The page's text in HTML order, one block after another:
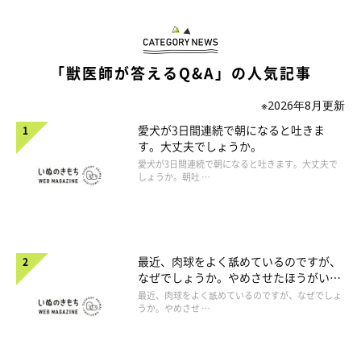
「獣医師が答えるQ&A」の人気記事
※2026年8月更新
愛犬が3日間連続で朝になると吐きま
す。大丈夫でしょうか。
愛犬が3日間連続で朝になると吐きます。大丈夫で
しょうか。朝吐 …
最近、肉球をよく舐めているのですが、
なぜでしょうか。やめさせたほうがいい
のでしょうか。
最近、肉球をよく舐めているのですが、なぜでしょ
うか。やめさせ …